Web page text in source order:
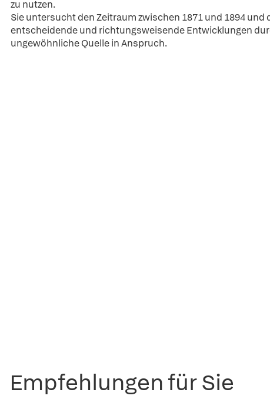
zu nutzen.
Sie untersucht den Zeitraum zwischen 1871 und 1894
entscheidende und richtungsweisende Entwicklungen
ungewöhnliche Quelle in Anspruch.
Empfehlungen für Sie